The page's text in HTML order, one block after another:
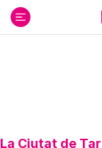
contenido
La Ciutat de